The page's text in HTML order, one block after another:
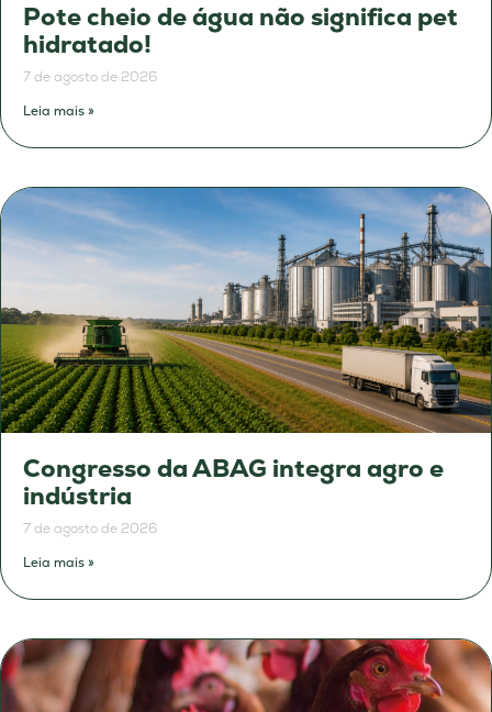
Pote cheio de água não significa pet
hidratado!
7 de agosto de 2026
Leia mais »
Congresso da ABAG integra agro e
indústria
7 de agosto de 2026
Leia mais »